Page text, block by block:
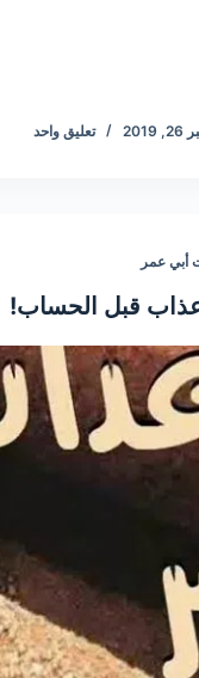
تعليق واحد
أبي عمر
عذاب قبل الحساب!